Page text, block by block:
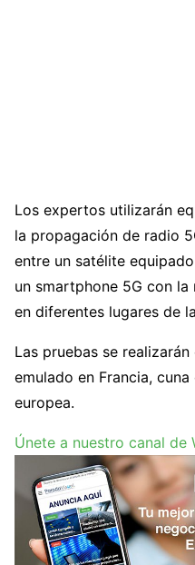
Los expertos utilizarán
la propagación de radio
entre un satélite
un smartphone 5G con
en diferentes lugares de
Las pruebas se
emulado en Francia,
europea.
Únete a nuestro canal de